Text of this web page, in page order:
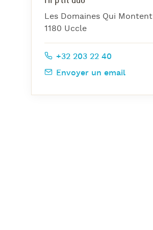
Jazz Nights
Les Midis-Jazz
Jazz & Jam at CBG
Les Domaines Qui Montent
1180 Uccle
+32 203 22 40
Envoyer un email